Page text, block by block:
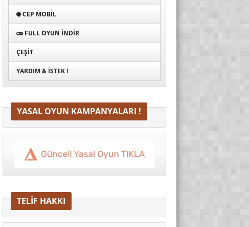
CEP MOBIL
FULL OYUN İNDIR
ÇEŞIT
YARDIM & İSTEK !
YASAL OYUN KAMPANYALARI !
TELİF HAKKI